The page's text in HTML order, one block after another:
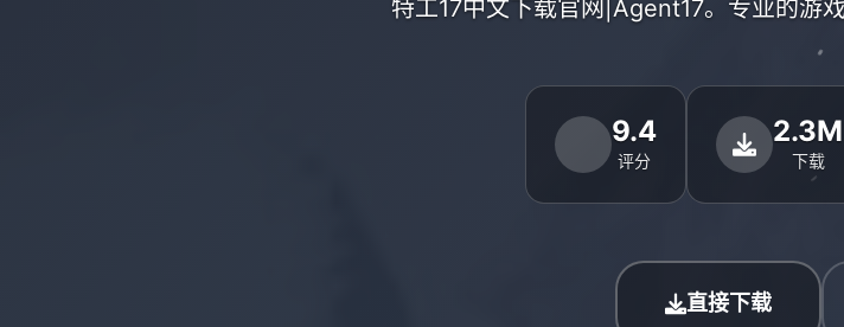
特工17中文下载官网|Agent17。专业的游
9.4
评分
2.3M
下载
直接下载